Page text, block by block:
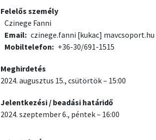
Felelős személy
Czinege Fanni
Email czinege.fanni [kukac] mavcsoport.hu
Mobiltelefon
+36-30/691-1515
Meghirdetés
2024. augusztus 15., csütörtök – 15:00
Jelentkezési / beadási határidő
2024. szeptember 6., péntek – 16:00